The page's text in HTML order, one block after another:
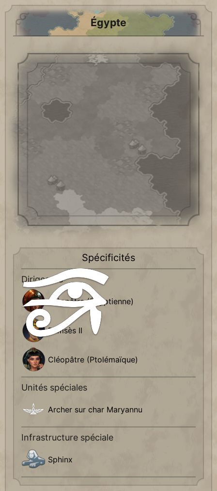
Égypte
Spécificités
Dirigeants
Cléopâtre (Égyptienne)
Ramsès II
Cléopâtre (Ptolémaïque)
Unités spéciales
Archer sur char Maryannu
Infrastructure spéciale
Sphinx